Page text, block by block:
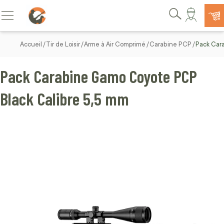
Allez au contenu
Basculer la navigation
Rechercher
Accueil Tir de Loisir Arme à Air Comprimé Carabine PCP Pack
Pack Carabine Gamo Coyote PCP
Black Calibre 5,5 mm